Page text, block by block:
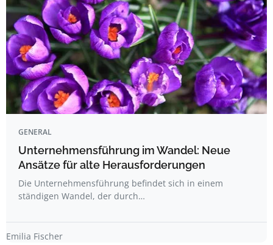
GENERAL
Unternehmensführung im Wandel: Neue
Ansätze für alte Herausforderungen
Die Unternehmensführung befindet sich in einem
ständigen Wandel, der durch…
Emilia Fischer